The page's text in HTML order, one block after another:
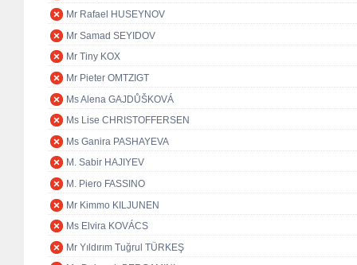
Mr Rafael HUSEYNOV
Mr Samad SEYIDOV
Mr Tiny KOX
Mr Pieter OMTZIGT
Ms Alena GAJDŮŠKOVÁ
Ms Lise CHRISTOFFERSEN
Ms Ganira PASHAYEVA
M. Sabir HAJIYEV
M. Piero FASSINO
Mr Kimmo KILJUNEN
Ms Elvira KOVÁCS
Mr Yıldırım Tuğrul TÜRKEŞ